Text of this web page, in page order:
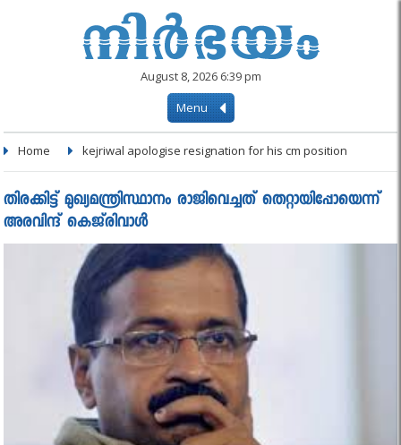
August 8, 2026 6:39 pm
Menu
Home kejriwal apologise resignation for his cm position
തിരക്കിട്ട് മുഖ്യമന്ത്രിസ്ഥാനം രാജിവെച്ചത് തെറ്റായിപ്പോയെന്ന്
അരവിന്ദ് കെജ്‌രിവാള്‍